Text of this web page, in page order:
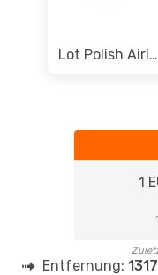
Lot Polish Airlines
1
Entfernung: